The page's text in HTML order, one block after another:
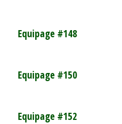
Equipage #148
Equipage #150
Equipage #152